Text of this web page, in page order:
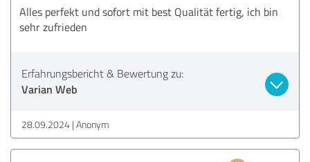
Alles perfekt und sofort mit best Qualität fertig, ich bin
sehr zufrieden
Erfahrungsbericht & Bewertung zu:
Varian Web
28.09.2024 Anonym